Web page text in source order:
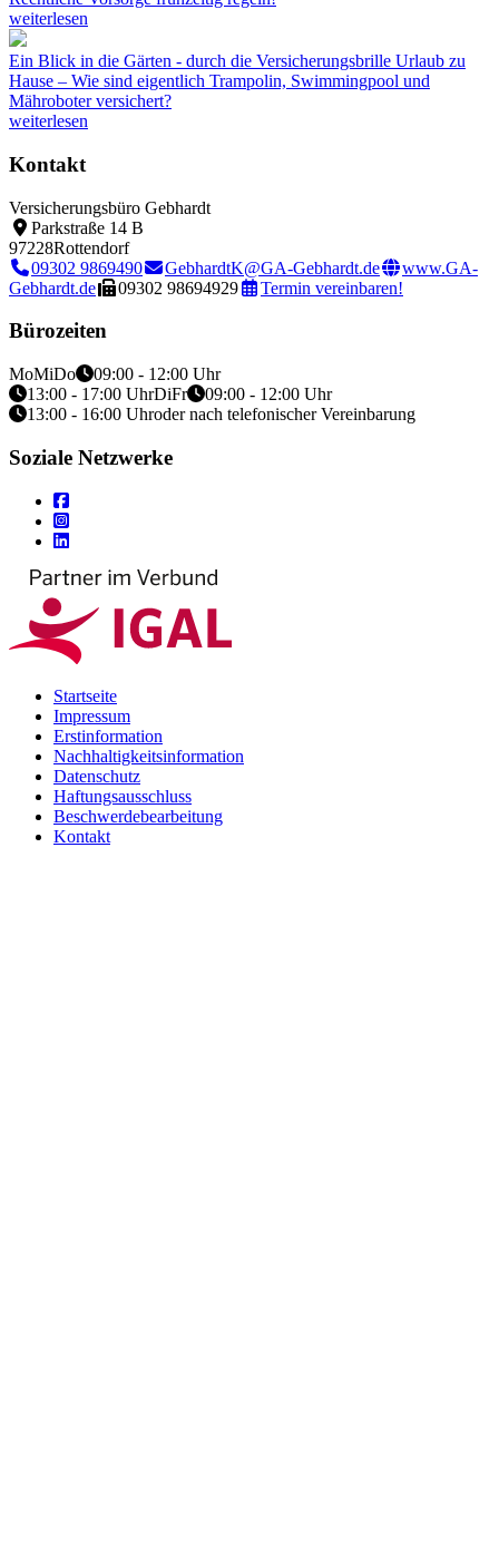
weiterlesen
Ein Blick in die Gärten - durch die Versicherungsbrille Urlaub zu
Hause – Wie sind eigentlich Trampolin, Swimmingpool und
Mähroboter versichert?
weiterlesen
Kontakt
Versicherungsbüro Gebhardt
Parkstraße 14 B
97228Rottendorf
09302 9869490
GebhardtK@GA-Gebhardt.de
www.GA-
Gebhardt.de
09302 98694929 Termin vereinbaren!
Bürozeiten
MoMiDo
09:00 - 12:00 Uhr
13:00 - 17:00 UhrDiFr
09:00 - 12:00 Uhr
13:00 - 16:00 Uhroder nach telefonischer Vereinbarung
Soziale Netzwerke
Startseite
Impressum
Erstinformation
Nachhaltigkeitsinformation
Datenschutz
Haftungsausschluss
Beschwerdebearbeitung
Kontakt